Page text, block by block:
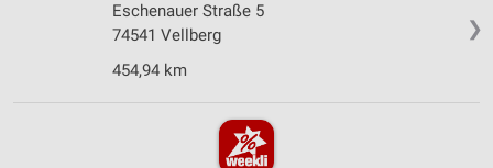
❯
Eschenauer Straße 5
74541 Vellberg
454,94 km